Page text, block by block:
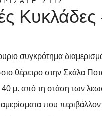
συγκρότημα
θέρετρο στην Σκάλα
μ. από τη στάση των
που